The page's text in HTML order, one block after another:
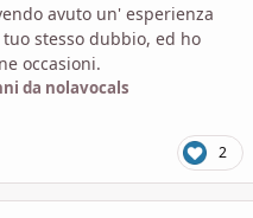
avuto un' esperienza
stesso dubbio, ed ho
occasioni.
da nolavocals
2